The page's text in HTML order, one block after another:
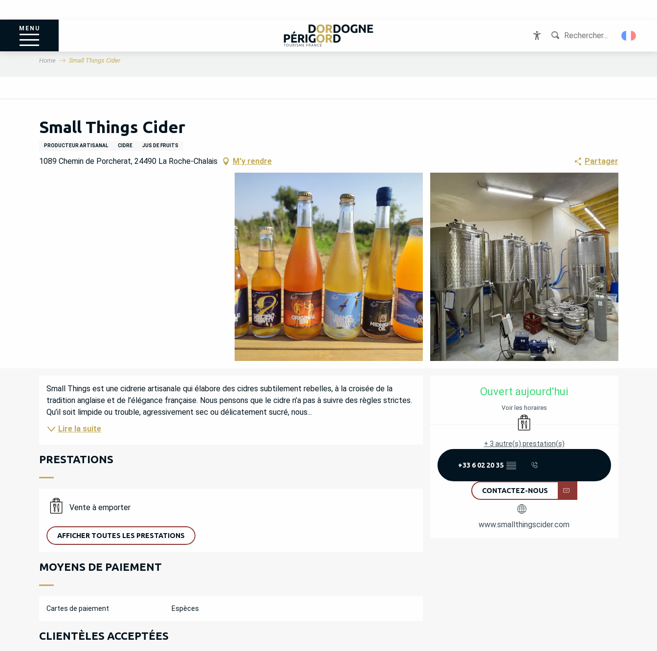
MENU
Rechercher...
Home Small Things Cider
Small Things Cider
PRODUCTEUR ARTISANAL CIDRE JUS DE FRUITS
1089 Chemin de Porcherat, 24490 La Roche-Chalais M'y rendre Partager
OUVERTURE ET
Ouvert aujourd'hui
Voir les horaires
Vente à emporter
+ 3 autre(s) prestation(s)
+33 6 02 20 35 ▒▒
CONTACTEZ-NOUS
www.smallthingscider.com
DESCRIPTION
Small Things est une cidrerie artisanale qui élabore des cidres subtilement rebelles, à la croisée de la
tradition anglaise et de l’élégance française. Nous pensons que le cidre n’a pas à suivre des règles strictes.
Qu’il soit limpide ou trouble, agressivement sec ou délicatement sucré, nous...
Lire la suite
PRESTATIONS
Vente à emporter
AFFICHER TOUTES LES PRESTATIONS
MOYENS DE PAIEMENT
Cartes de paiement Espèces
CLIENTÈLES ACCEPTÉES